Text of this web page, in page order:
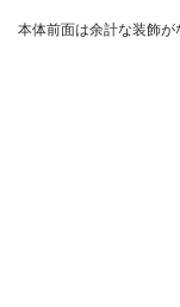
本体前面は余計な装飾